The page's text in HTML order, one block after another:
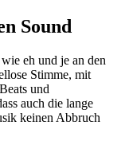
Sound
eh und je an den
Stimme, mit
und
auch die lange
keinen Abbruch